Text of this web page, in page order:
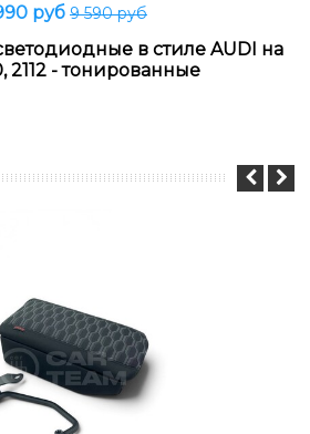
руб 9 590 руб
в стиле AUDI на
2112 - тонированные